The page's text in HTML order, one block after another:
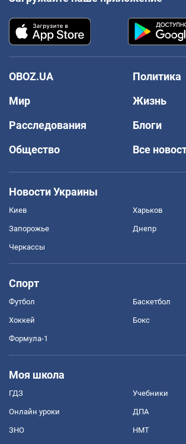
OBOZ.UA
Политика
Мир
Жизнь
Расследования
Блоги
Общество
Все
Новости Украины
Киев Харьков
Запорожье Днепр
Черкассы
Спорт
Футбол Баскетбол
Хоккей Бокс
Формула-1
Моя школа
ГДЗ Учебники
Онлайн уроки ДПА
ЗНО НМТ